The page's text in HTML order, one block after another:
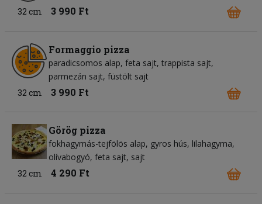
32 cm 3 990 Ft
Formaggio pizza
paradicsomos alap feta sajt trappista sajt
parmezán sajt füstölt sajt
32 cm
3 990 Ft
Görög pizza
fokhagymás-tejfölös alap gyros hús lilahagyma
olívabogyó feta sajt sajt
32 cm
4 290 Ft